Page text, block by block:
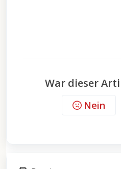
War dieser
Nein